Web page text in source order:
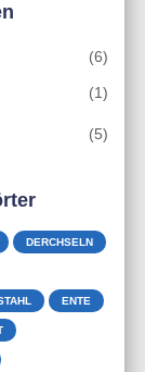
(6)
(1)
(5)
DERCHSELN
ENTE